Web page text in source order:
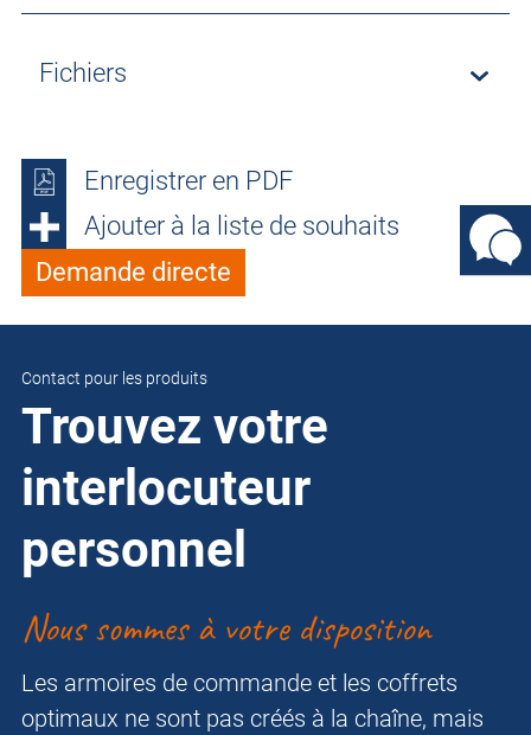
Fichiers
Enregistrer en PDF
Ajouter à la liste de souhaits
Demande directe
Contact pour les produits
Trouvez votre
interlocuteur
personnel
Nous sommes à votre disposition
Les armoires de commande et les coffrets
optimaux ne sont pas créés à la chaîne, mais